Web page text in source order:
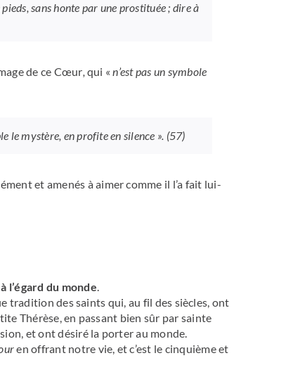
sans honte par une prostituée ; dire à
de ce Cœur, qui «n’est pas un symbole
le mystère, en profite en silence ». (57)
et amenés à aimer comme il l’a fait lui-
l’égard du monde.
tradition des saints qui, au fil des siècles, ont
Thérèse, en passant bien sûr par sainte
et ont désiré la porter au monde.
en offrant notre vie, et c’est le cinquième et